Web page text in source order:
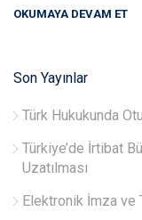
OKUMAYA DEVAM ET
Son Yayınlar
Türk Hukukunda
Türkiye’de İrtibat
Uzatılması
Elektronik İmza ve